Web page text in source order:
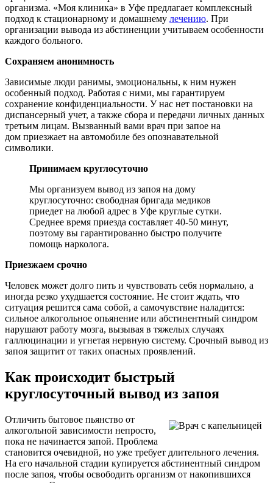
организма. «Моя клиника» в Уфе предлагает комплексный
подход к стационарному и домашнему лечению. При
организации вывода из абстиненции учитываем особенности
каждого больного.
Сохраняем анонимность
Зависимые люди ранимы, эмоциональны, к ним нужен
особенный подход. Работая с ними, мы гарантируем
сохранение конфиденциальности. У нас нет постановки на
диспансерный учет, а также сбора и передачи личных данных
третьим лицам. Вызванный вами врач при запое на
дом приезжает на автомобиле без опознавательной
символики.
Принимаем круглосуточно
Мы организуем вывод из запоя на дому
круглосуточно: свободная бригада медиков
приедет на любой адрес в Уфе круглые сутки.
Среднее время приезда составляет 40-50 минут,
поэтому вы гарантированно быстро получите
помощь нарколога.
Приезжаем срочно
Человек может долго пить и чувствовать себя нормально, а
иногда резко ухудшается состояние. Не стоит ждать, что
ситуация решится сама собой, а самочувствие наладится:
сильное алкогольное опьянение или абстинентный синдром
нарушают работу мозга, вызывая в тяжелых случаях
галлюцинации и угнетая нервную систему. Срочный вывод из
запоя защитит от таких опасных проявлений.
Как происходит быстрый
круглосуточный вывод из запоя
Отличить бытовое пьянство от
алкогольной зависимости непросто,
пока не начинается запой. Проблема
становится очевидной, но уже требует длительного лечения.
На его начальной стадии купируется абстинентный синдром
после запоя, чтобы освободить организм от накопившихся